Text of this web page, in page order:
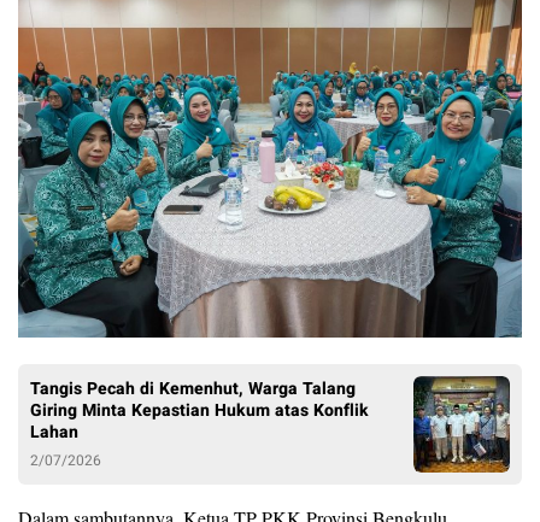
Tangis Pecah di Kemenhut, Warga Talang
Giring Minta Kepastian Hukum atas Konflik
Lahan
2/07/2026